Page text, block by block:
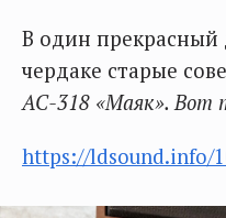
В один прекрасный
чердаке старые
АС-318 «Маяк». Вот
https://ldsound.info/